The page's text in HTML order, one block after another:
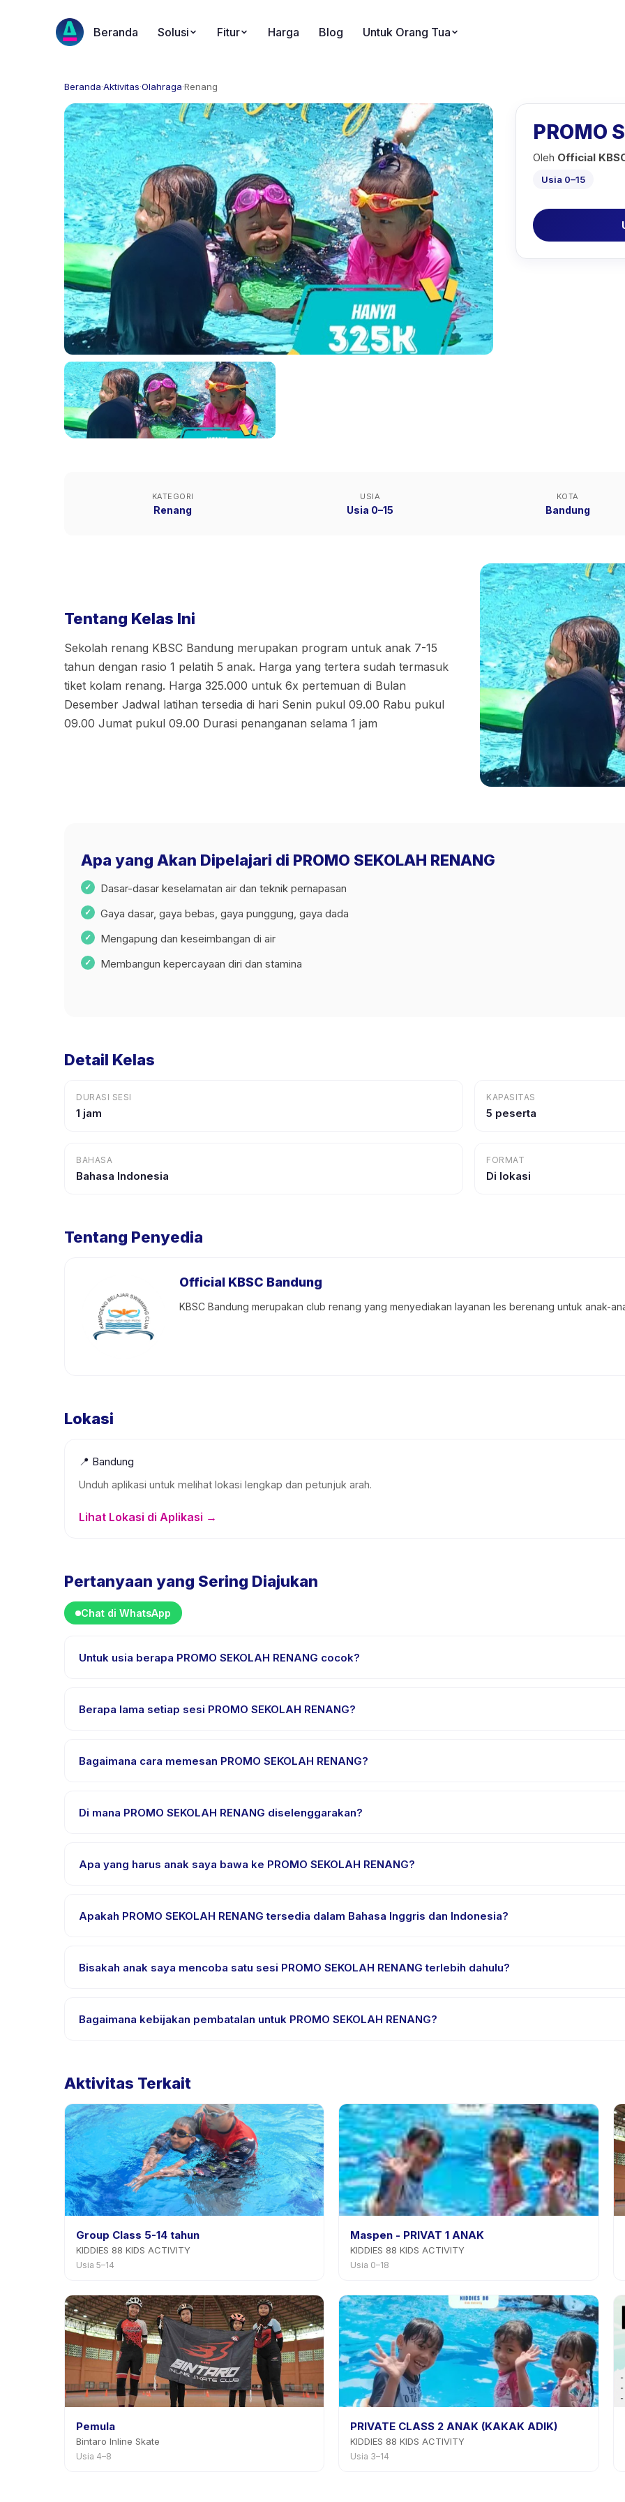
Beranda Solusi Fitur Harga Blog Untuk Orang Tua
Beranda·Aktivitas·Olahraga·Renang
PROMO
Oleh Official
Usia 0–15
KATEGORI
Renang
USIA
Usia 0–15
KOTA
Bandung
Tentang Kelas Ini
Sekolah renang KBSC Bandung merupakan program untuk anak 7-15
tahun dengan rasio 1 pelatih 5 anak. Harga yang tertera sudah termasuk
tiket kolam renang. Harga 325.000 untuk 6x pertemuan di Bulan
Desember Jadwal latihan tersedia di hari Senin pukul 09.00 Rabu pukul
09.00 Jumat pukul 09.00 Durasi penanganan selama 1 jam
Apa yang Akan Dipelajari di PROMO SEKOLAH RENANG
Dasar-dasar keselamatan air dan teknik pernapasan
Gaya dasar, gaya bebas, gaya punggung, gaya dada
Mengapung dan keseimbangan di air
Membangun kepercayaan diri dan stamina
Detail Kelas
DURASI SESI
1 jam
KAPASITAS
5 peserta
BAHASA
Bahasa Indonesia
FORMAT
Di lokasi
Tentang Penyedia
Official KBSC Bandung
KBSC Bandung merupakan club renang yang menyediakan layanan les berenang untuk anak-
Lokasi
📍 Bandung
Unduh aplikasi untuk melihat lokasi lengkap dan petunjuk arah.
Lihat Lokasi di Aplikasi →
Pertanyaan yang Sering Diajukan
Chat di WhatsApp
Untuk usia berapa PROMO SEKOLAH RENANG cocok?
sehingga setiap anak mendapat tantangan yang sesuai.
Berapa lama setiap sesi PROMO SEKOLAH RENANG?
Bagaimana cara memesan PROMO SEKOLAH RENANG?
segera setelah pembayaran berhasil.
Di mana PROMO SEKOLAH RENANG diselenggarakan?
Apa yang harus anak saya bawa ke PROMO SEKOLAH RENANG?
Apakah PROMO SEKOLAH RENANG tersedia dalam Bahasa Inggris dan Indonesia?
untuk bahasa yang didukung.
Bisakah anak saya mencoba satu sesi PROMO SEKOLAH RENANG terlebih dahulu?
Bagaimana kebijakan pembatalan untuk PROMO SEKOLAH RENANG?
Aktivitas Terkait
Group Class 5-14 tahun
KIDDIES 88 KIDS ACTIVITY
Usia 5–14
Maspen - PRIVAT 1 ANAK
KIDDIES 88 KIDS ACTIVITY
Usia 0–18
Pemula
Bintaro Inline Skate
Usia 4–8
PRIVATE CLASS 2 ANAK (KAKAK ADIK)
KIDDIES 88 KIDS ACTIVITY
Usia 3–14